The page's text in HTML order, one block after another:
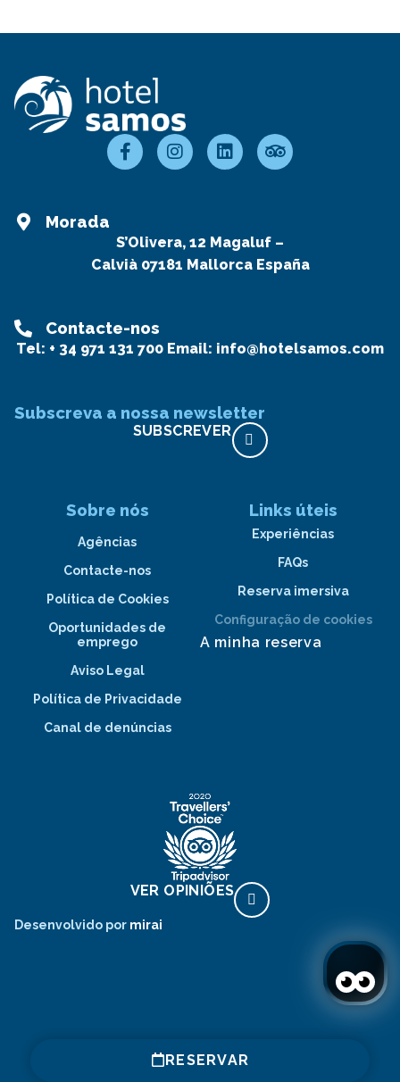
RESERVAR
Morada
S’Olivera, 12 Magaluf –
Calvià 07181 Mallorca España
Contacte-nos
Tel: + 34 971 131 700 Email: info@hotelsamos.com
Subscreva a nossa newsletter
SUBSCREVER
Sobre nós
Agências
Contacte-nos
Política de Cookies
Oportunidades de
emprego
Aviso Legal
Política de Privacidade
Canal de denúncias
Links úteis
Experiências
FAQs
Reserva imersiva
Configuração de cookies
A minha reserva
VER OPINIÕES
Desenvolvido por mirai